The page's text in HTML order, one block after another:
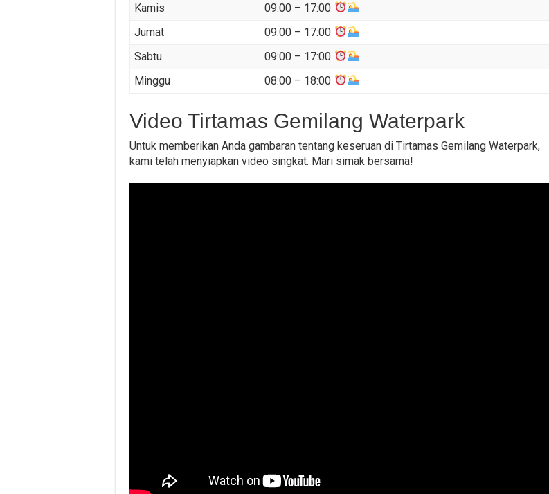
Kamis
09:00 – 17:00
Jumat
09:00 – 17:00
Sabtu
09:00 – 17:00
Minggu
08:00 – 18:00
Video Tirtamas Gemilang Waterpark
Untuk memberikan Anda gambaran tentang keseruan di Tirtamas Gemilang Waterpark,
kami telah menyiapkan video singkat. Mari simak bersama!